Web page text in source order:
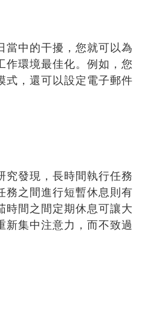
當中的干擾，您就可以為
作環境最佳化。例如，您
式，還可以設定電子郵件
究發現，長時間執行任務
務之間進行短暫休息則有
時間之間定期休息可讓大
新集中注意力，而不致過